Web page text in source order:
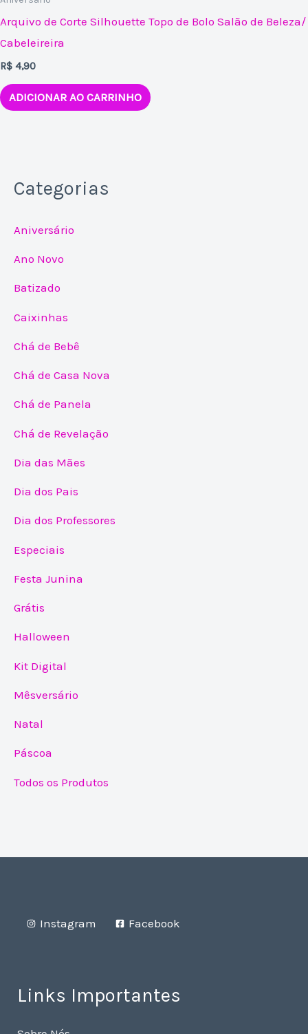
Arquivo de Corte Silhouette Topo de Bolo Salão de Beleza/
Cabeleireira
R$ 4,90
ADICIONAR AO CARRINHO
Categorias
Aniversário
Ano Novo
Batizado
Caixinhas
Chá de Bebê
Chá de Casa Nova
Chá de Panela
Chá de Revelação
Dia das Mães
Dia dos Pais
Dia dos Professores
Especiais
Festa Junina
Grátis
Halloween
Kit Digital
Mêsversário
Natal
Páscoa
Todos os Produtos
Instagram Facebook
Links Importantes